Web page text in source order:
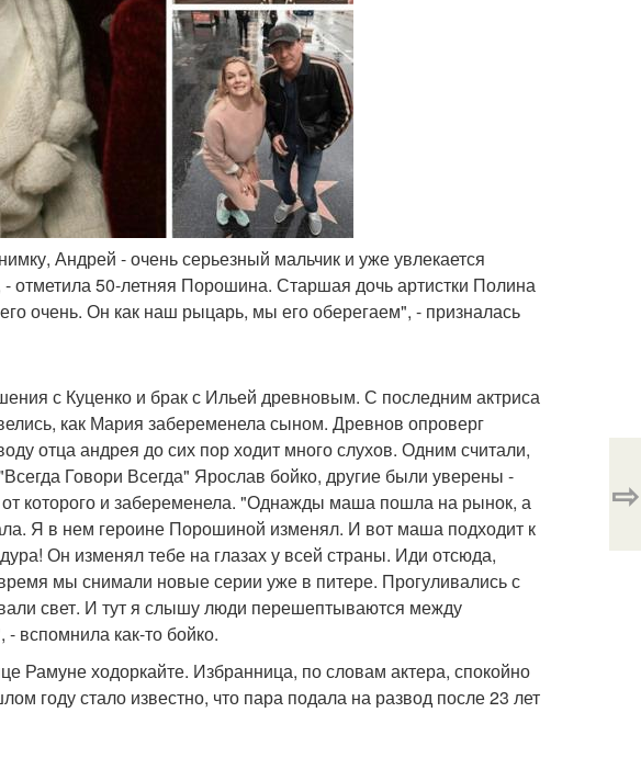
Андрей - очень серьезный мальчик и уже увлекается
50-летняя Порошина. Старшая дочь артистки Полина
очень. Он как наш рыцарь, мы его оберегаем", - призналась
с Куценко и брак с Ильей древновым. С последним актриса
как Мария забеременела сыном. Древнов опроверг
отца андрея до сих пор ходит много слухов. Одним считали,
Говори Всегда" Ярослав бойко, другие были уверены -
которого и забеременела. "Однажды маша пошла на рынок, а
Я в нем героине Порошиной изменял. И вот маша подходит к
Он изменял тебе на глазах у всей страны. Иди отсюда,
мы снимали новые серии уже в питере. Прогуливались с
свет. И тут я слышу люди перешептываются между
вспомнила как-то бойко.
Рамуне ходоркайте. Избранница, по словам актера, спокойно
году стало известно, что пара подала на развод после 23 лет
⇨